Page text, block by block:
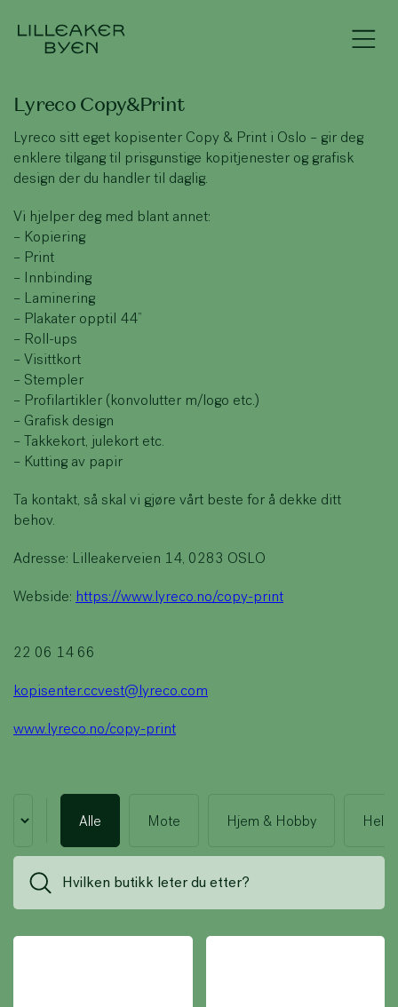
Lyreco Copy&Print
Lyreco sitt eget kopisenter Copy & Print i Oslo – gir deg
enklere tilgang til prisgunstige kopitjenester og grafisk
design der du handler til daglig.
Vi hjelper deg med blant annet:
– Kopiering
– Print
– Innbinding
– Laminering
– Plakater opptil 44”
– Roll-ups
– Visittkort
– Stempler
– Profilartikler (konvolutter m/logo etc.)
– Grafisk design
– Takkekort, julekort etc.
– Kutting av papir
Ta kontakt, så skal vi gjøre vårt beste for å dekke ditt
behov.
Adresse: Lilleakerveien 14, 0283 OSLO
Webside: https://www.lyreco.no/copy-print
22 06 14 66
kopisenter.ccvest@lyreco.com
www.lyreco.no/copy-print
Alle Mote Hjem & Hobby